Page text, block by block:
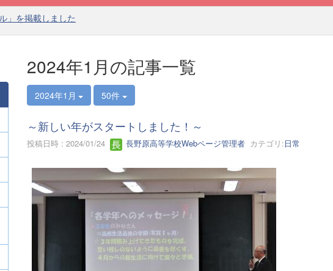
」を掲載しました
2024年1月の記事一覧
2024年1月 50件
～新しい年がスタートしました！～
投稿日時 : 2024/01/24 長野原高等学校Webページ管理者カテゴリ:日常